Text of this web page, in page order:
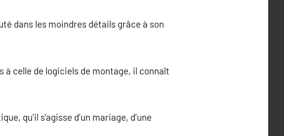
dans les moindres détails grâce à son
à celle de logiciels de montage, il connaît
qu’il s’agisse d’un mariage, d’une